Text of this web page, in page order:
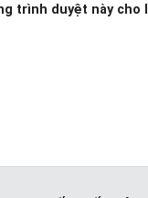
trình duyệt này cho